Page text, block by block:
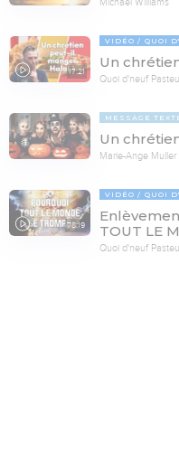
17:21
VIDÉO QUOI
Un
Quoi d'neuf
MESSAGE
Un
Marie-Ange Muller
78:19
VIDÉO QUOI
TOUT LE
Quoi d'neuf